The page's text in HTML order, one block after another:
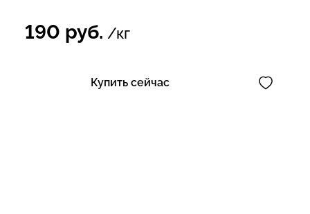
190 руб. /кг
Купить сейчас